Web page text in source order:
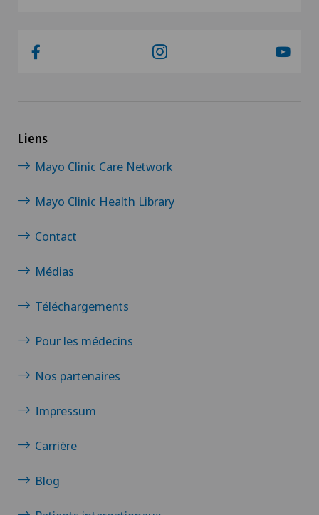
Liens
Mayo Clinic Care Network
Mayo Clinic Health Library
Contact
Médias
Téléchargements
Pour les médecins
Nos partenaires
Impressum
Carrière
Blog